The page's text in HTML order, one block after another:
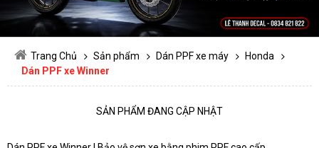
Trang Chủ Sản phẩm Dán PPF xe máy
Honda
Dán PPF xe Winner
SẢN PHẨM ĐANG CẬP NHẬT